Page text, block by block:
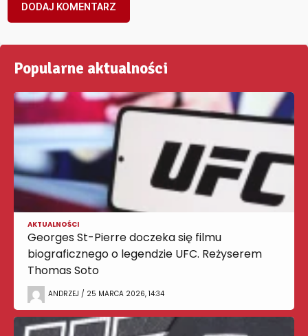
Popularne aktualności
AKTUALNOŚCI
Georges St-Pierre doczeka się filmu
biograficznego o legendzie UFC. Reżyserem
Thomas Soto
ANDRZEJ / 25 MARCA 2026, 14:34